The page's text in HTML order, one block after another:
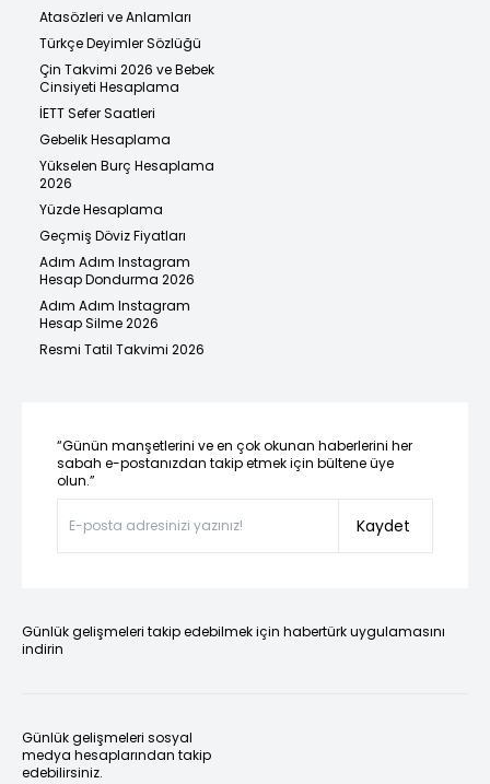
Atasözleri ve Anlamları
Türkçe Deyimler Sözlüğü
Çin Takvimi 2026 ve Bebek
Cinsiyeti Hesaplama
İETT Sefer Saatleri
Gebelik Hesaplama
Yükselen Burç Hesaplama
2026
Yüzde Hesaplama
Geçmiş Döviz Fiyatları
Adım Adım Instagram
Hesap Dondurma 2026
Adım Adım Instagram
Hesap Silme 2026
Resmi Tatil Takvimi 2026
“Günün manşetlerini ve en çok okunan haberlerini her
sabah e-postanızdan takip etmek için bültene üye
olun.”
Kaydet
Günlük gelişmeleri takip edebilmek için habertürk uygulamasını
indirin
Günlük gelişmeleri sosyal
medya hesaplarından takip
edebilirsiniz.